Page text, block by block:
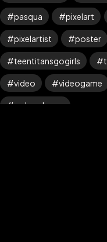
pasqua pixelart
pixelartist poster
teentitansgogirls
video videogame
webarebears
©2024 The_Oluk, All
Reserved.